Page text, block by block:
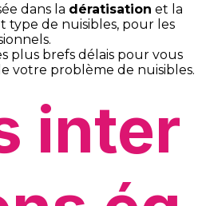
dans la dératisation et la
type de nuisibles, pour les
plus brefs délais pour vous
votre problème de nuisibles.
inter